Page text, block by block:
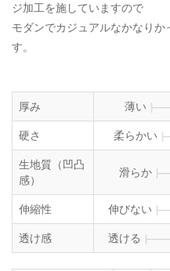
ジ加工を施していますので
モダンでカジュアルなかなり
す。
厚み 薄い
硬さ 柔らかい
生地質（凹凸
感）
滑らか
伸縮性 伸びない
透け感 透ける